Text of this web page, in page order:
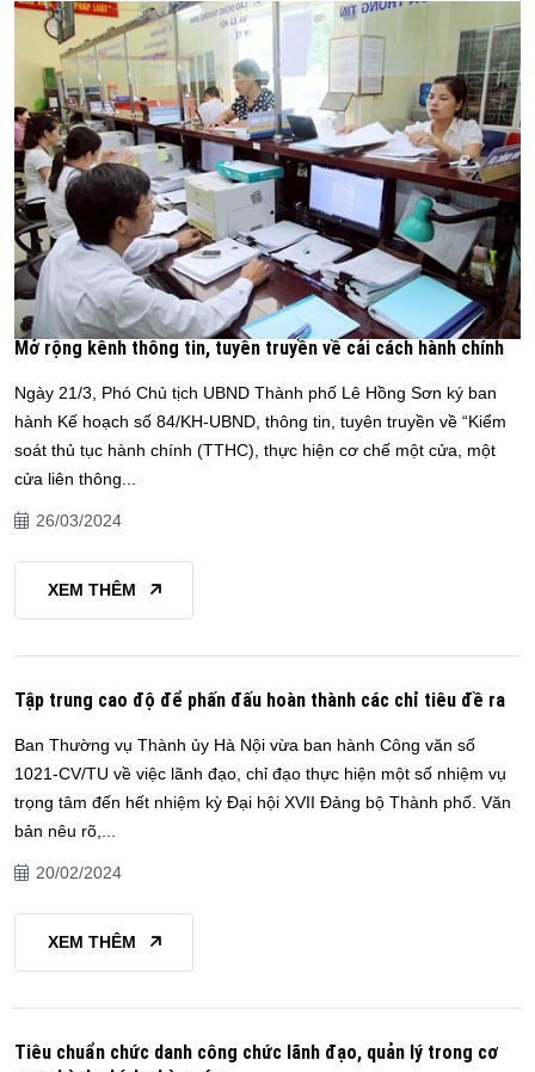
Mở rộng kênh thông tin, tuyên truyền về cải cách hành chính
Ngày 21/3, Phó Chủ tịch UBND Thành phố Lê Hồng Sơn ký ban
hành Kế hoạch số 84/KH-UBND, thông tin, tuyên truyền về “Kiểm
soát thủ tục hành chính (TTHC), thực hiện cơ chế một cửa, một
cửa liên thông...
26/03/2024
XEM THÊM
Tập trung cao độ để phấn đấu hoàn thành các chỉ tiêu đề ra
Ban Thường vụ Thành ủy Hà Nội vừa ban hành Công văn số
1021-CV/TU về việc lãnh đạo, chỉ đạo thực hiện một số nhiệm vụ
trọng tâm đến hết nhiệm kỳ Đại hội XVII Đảng bộ Thành phố. Văn
bản nêu rõ,...
20/02/2024
XEM THÊM
Tiêu chuẩn chức danh công chức lãnh đạo, quản lý trong cơ